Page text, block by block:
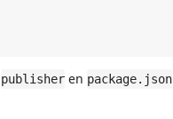
publisher en package.json